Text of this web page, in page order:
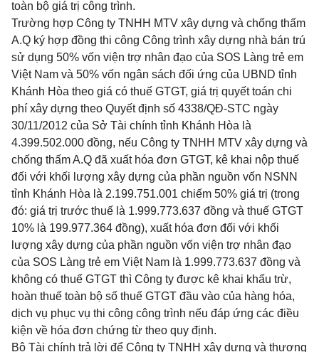
toàn bộ giá trị công trình.
Trường hợp Công ty TNHH MTV xây dựng và chống thấm
A.Q ký hợp đồng thi công Công trình xây dựng nhà bán trú
sử dụng 50% vốn viện trợ nhân đạo của SOS Làng trẻ em
Việt Nam và 50% vốn ngân sách đối ứng của UBND tỉnh
Khánh Hòa theo giá có thuế GTGT, giá trị quyết toán chi
phí xây dựng theo Quyết định số 4338/QĐ-STC ngày
30/11/2012 của Sở Tài chính tỉnh Khánh Hòa là
4.399.502.000 đồng, nếu Công ty TNHH MTV xây dựng và
chống thấm A.Q đã xuất hóa đơn GTGT, kê khai nộp thuế
đối với khối lượng xây dựng của phần nguồn vốn NSNN
tỉnh Khánh Hòa là 2.199.751.001 chiếm 50% giá trị (trong
đó: giá trị trước thuế là 1.999.773.637 đồng và thuế GTGT
10% là 199.977.364 đồng), xuất hóa đơn đối với khối
lượng xây dựng của phần nguồn vốn viện trợ nhân đạo
của SOS Làng trẻ em Việt Nam là 1.999.773.637 đồng và
không có thuế GTGT thì Công ty được kê khai khấu trừ,
hoàn thuế toàn bộ số thuế GTGT đầu vào của hàng hóa,
dịch vụ phục vụ thi công công trình nếu đáp ứng các điều
kiện về hóa đơn chứng từ theo quy định.
Bộ Tài chính trả lời để Công ty TNHH xây dựng và thương